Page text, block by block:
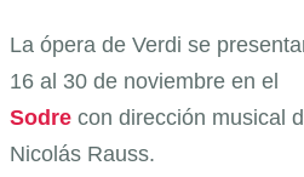
La ópera de Verdi se
16 al 30 de noviembre en el
Sodre con dirección musical
Nicolás Rauss.